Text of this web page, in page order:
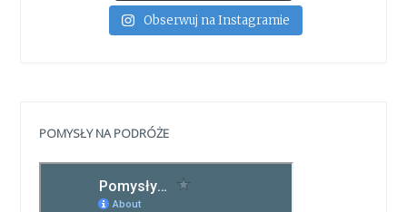
Obserwuj na Instagramie
POMYSŁY NA PODRÓŻE